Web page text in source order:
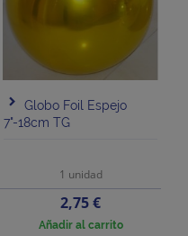
Globo Foil Espejo
7"-18cm TG
1 unidad
Precio
2,75 €
Añadir al carrito